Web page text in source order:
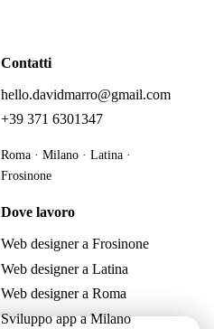
Contatti
hello.davidmarro@gmail.com
+39 371 6301347
Roma · Milano · Latina ·
Frosinone
Dove lavoro
Web designer a Frosinone
Web designer a Latina
Web designer a Roma
Sviluppo app a Milano